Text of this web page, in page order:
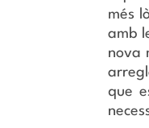
més
amb
nova
que